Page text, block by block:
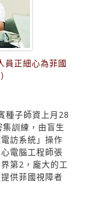
員正細心為菲國
種子師資上月28
訓練，由盲生
訪系統」操作
電腦工程師張
第2，龐大的工
供菲國視障者